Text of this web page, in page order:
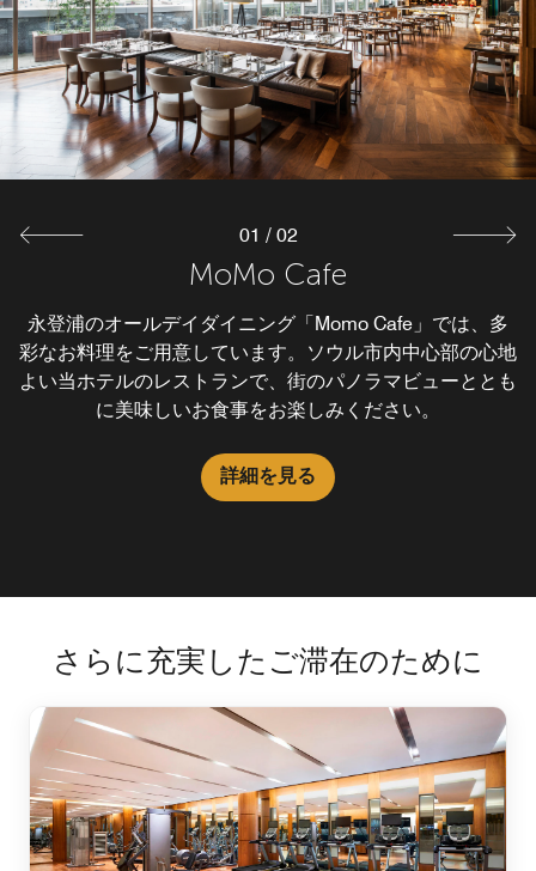
MoMo Cafe
永登浦のオールデイダイニング「Momo Cafe」では、多
彩なお料理をご用意しています。ソウル市内中心部の心地
よい当ホテルのレストランで、街のパノラマビューととも
に美味しいお食事をお楽しみください。
詳細を見る
MoMo Bar
ソウルでご友人やお仕事仲間と集まるのなら、タイムズス
クエア近くの当ホテルのバーへ。「MoMo Bar」では、種
類豊富なワイン、ビール、カクテルの他、美味しい軽食を
各種ご用意しています。
詳細を見る
01 / 02
さらに充実したご滞在のために